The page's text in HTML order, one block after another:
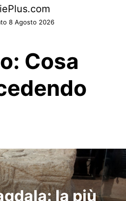
8 Agosto 2026
Cosa
la più